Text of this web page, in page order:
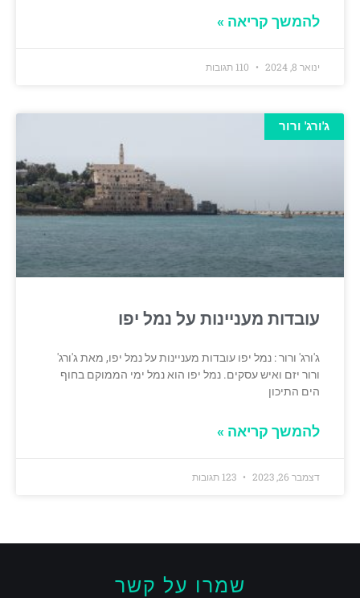
להמשך קריאה »
ינואר 8, 2024
ג'ורג' ורור
עובדות מעניינות על נמל יפו
ג'ורג' ורור : נמל יפו עובדות מעניינות על נמל יפו, מאת ג'ורג'
ורור יזם ואיש עסקים. נמל יפו הוא נמל ימי הממוקם בחוף
הים התיכון
להמשך קריאה »
דצמבר 26, 2023
שמרו על קשר